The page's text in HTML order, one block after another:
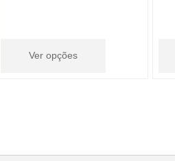
Ver opções